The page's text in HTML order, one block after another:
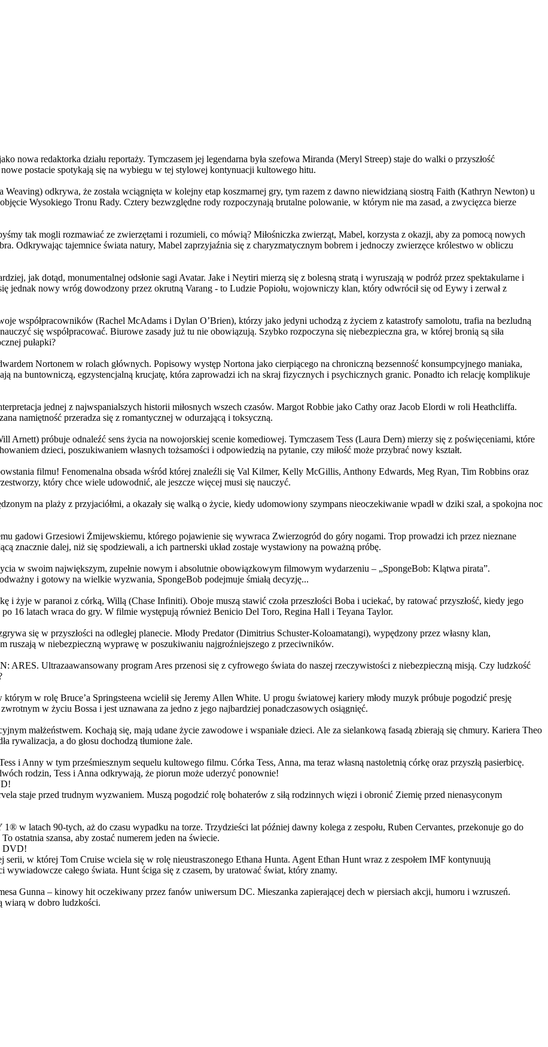
nowa redaktorka działu reportaży. Tymczasem jej legendarna była szefowa Miranda (Meryl Streep) staje do walki o przyszłość
postacie spotykają się na wybiegu w tej stylowej kontynuacji kultowego hitu.
odkrywa, że została wciągnięta w kolejny etap koszmarnej gry, tym razem z dawno niewidzianą siostrą Faith (Kathryn Newton) u
Wysokiego Tronu Rady. Cztery bezwzględne rody rozpoczynają brutalne polowanie, w którym nie ma zasad, a zwycięzca bierze
tak mogli rozmawiać ze zwierzętami i rozumieli, co mówią? Miłośniczka zwierząt, Mabel, korzysta z okazji, aby za pomocą nowych
Odkrywając tajemnice świata natury, Mabel zaprzyjaźnia się z charyzmatycznym bobrem i jednoczy zwierzęce królestwo w obliczu
jak dotąd, monumentalnej odsłonie sagi Avatar. Jake i Neytiri mierzą się z bolesną stratą i wyruszają w podróż przez spektakularne i
jednak nowy wróg dowodzony przez okrutną Varang - to Ludzie Popiołu, wojowniczy klan, który odwrócił się od Eywy i zerwał z
współpracowników (Rachel McAdams i Dylan O’Brien), którzy jako jedyni uchodzą z życiem z katastrofy samolotu, trafia na bezludną
się współpracować. Biurowe zasady już tu nie obowiązują. Szybko rozpoczyna się niebezpieczna gra, w której bronią są siła
pułapki?
Nortonem w rolach głównych. Popisowy występ Nortona jako cierpiącego na chroniczną bezsenność konsumpcyjnego maniaka,
na buntowniczą, egzystencjalną krucjatę, która zaprowadzi ich na skraj fizycznych i psychicznych granic. Ponadto ich relację komplikuje
jednej z najwspanialszych historii miłosnych wszech czasów. Margot Robbie jako Cathy oraz Jacob Elordi w roli Heathcliffa.
namiętność przeradza się z romantycznej w odurzającą i toksyczną.
Arnett) próbuje odnaleźć sens życia na nowojorskiej scenie komediowej. Tymczasem Tess (Laura Dern) mierzy się z poświęceniami, które
dzieci, poszukiwaniem własnych tożsamości i odpowiedzią na pytanie, czy miłość może przybrać nowy kształt.
filmu! Fenomenalna obsada wśród której znaleźli się Val Kilmer, Kelly McGillis, Anthony Edwards, Meg Ryan, Tim Robbins oraz
który chce wiele udowodnić, ale jeszcze więcej musi się nauczyć.
na plaży z przyjaciółmi, a okazały się walką o życie, kiedy udomowiony szympans nieoczekiwanie wpadł w dziki szał, a spokojna noc
gadowi Grzesiowi Żmijewskiemu, którego pojawienie się wywraca Zwierzogród do góry nogami. Trop prowadzi ich przez nieznane
znacznie dalej, niż się spodziewali, a ich partnerski układ zostaje wystawiony na poważną próbę.
w swoim największym, zupełnie nowym i absolutnie obowiązkowym filmowym wydarzeniu – „SpongeBob: Klątwa pirata”.
i gotowy na wielkie wyzwania, SpongeBob podejmuje śmiałą decyzję...
żyje w paranoi z córką, Willą (Chase Infiniti). Oboje muszą stawić czoła przeszłości Boba i uciekać, by ratować przyszłość, kiedy jego
16 latach wraca do gry. W filmie występują również Benicio Del Toro, Regina Hall i Teyana Taylor.
się w przyszłości na odległej planecie. Młody Predator (Dimitrius Schuster-Koloamatangi), wypędzony przez własny klan,
ruszają w niebezpieczną wyprawę w poszukiwaniu najgroźniejszego z przeciwników.
ARES. Ultrazaawansowany program Ares przenosi się z cyfrowego świata do naszej rzeczywistości z niebezpieczną misją. Czy ludzkość
w rolę Bruce’a Springsteena wcielił się Jeremy Allen White. U progu światowej kariery młody muzyk próbuje pogodzić presję
w życiu Bossa i jest uznawana za jedno z jego najbardziej ponadczasowych osiągnięć.
małżeństwem. Kochają się, mają udane życie zawodowe i wspaniałe dzieci. Ale za sielankową fasadą zbierają się chmury. Kariera Theo
rywalizacja, a do głosu dochodzą tłumione żale.
Anny w tym prześmiesznym sequelu kultowego filmu. Córka Tess, Anna, ma teraz własną nastoletnią córkę oraz przyszłą pasierbicę.
rodzin, Tess i Anna odkrywają, że piorun może uderzyć ponownie!
staje przed trudnym wyzwaniem. Muszą pogodzić rolę bohaterów z siłą rodzinnych więzi i obronić Ziemię przed nienasyconym
w latach 90-tych, aż do czasu wypadku na torze. Trzydzieści lat później dawny kolega z zespołu, Ruben Cervantes, przekonuje go do
ostatnia szansa, aby zostać numerem jeden na świecie.
DVD!
w której Tom Cruise wciela się w rolę nieustraszonego Ethana Hunta. Agent Ethan Hunt wraz z zespołem IMF kontynuują
całego świata. Hunt ściga się z czasem, by uratować świat, który znamy.
Gunna – kinowy hit oczekiwany przez fanów uniwersum DC. Mieszanka zapierającej dech w piersiach akcji, humoru i wzruszeń.
wiarą w dobro ludzkości.